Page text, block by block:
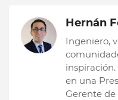
Hernán
Ingeniero,
en una
Gerente